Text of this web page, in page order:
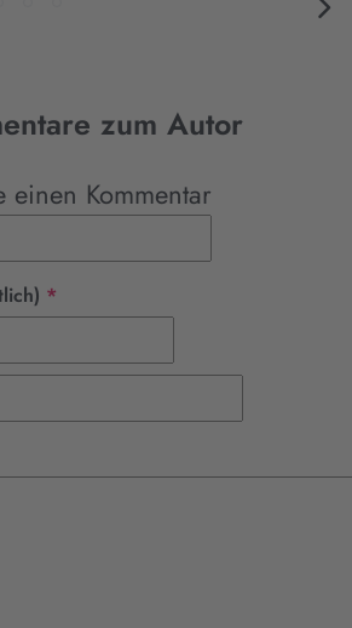
zum Autor
einen Kommentar
*